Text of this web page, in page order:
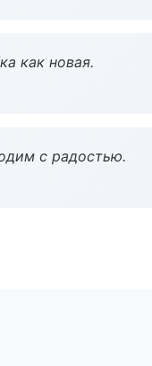
как новая.
с радостью.